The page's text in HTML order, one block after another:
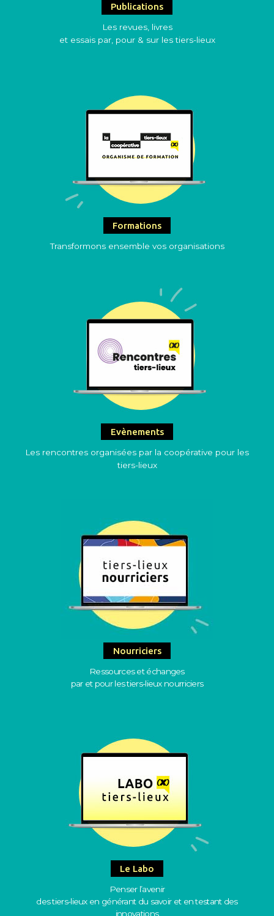
Publications
Les revues, livres
et essais par, pour & sur les tiers-lieux
Formations
Transformons ensemble vos organisations
Evènements
Les rencontres organisées par la coopérative pour les
tiers-lieux
Nourriciers
Ressources et échanges
par et pour les tiers-lieux nourriciers
Le Labo
Penser l’avenir
des tiers-lieux en générant du savoir et en testant des
innovations